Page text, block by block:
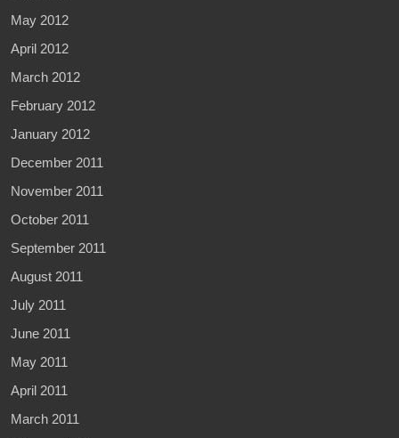
May 2012
April 2012
March 2012
February 2012
January 2012
December 2011
November 2011
October 2011
September 2011
August 2011
July 2011
June 2011
May 2011
April 2011
March 2011